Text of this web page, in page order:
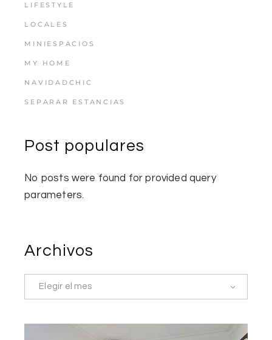
LIFESTYLE
LOCALES
MINIESPACIOS
MY HOME
NAVIDADCHIC
SEPARAR ESTANCIAS
Post populares
No posts were found for provided query
parameters.
Archivos
Elegir el mes